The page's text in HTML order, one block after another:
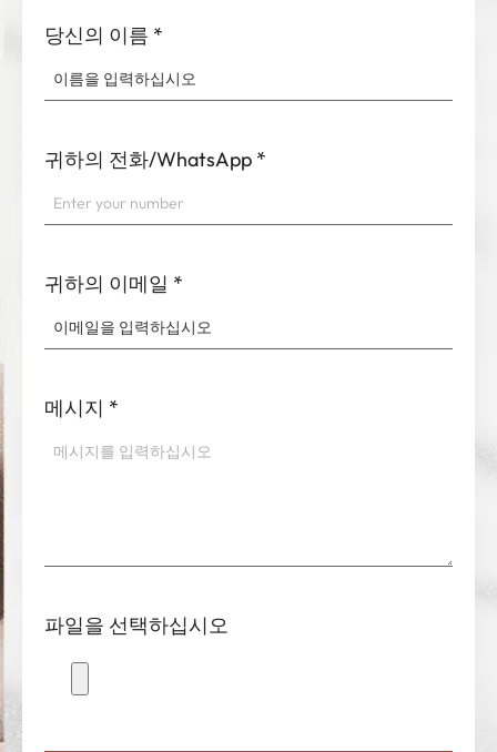
당신의 이름 *
귀하의 전화/WhatsApp *
귀하의 이메일 *
메시지 *
파일을 선택하십시오